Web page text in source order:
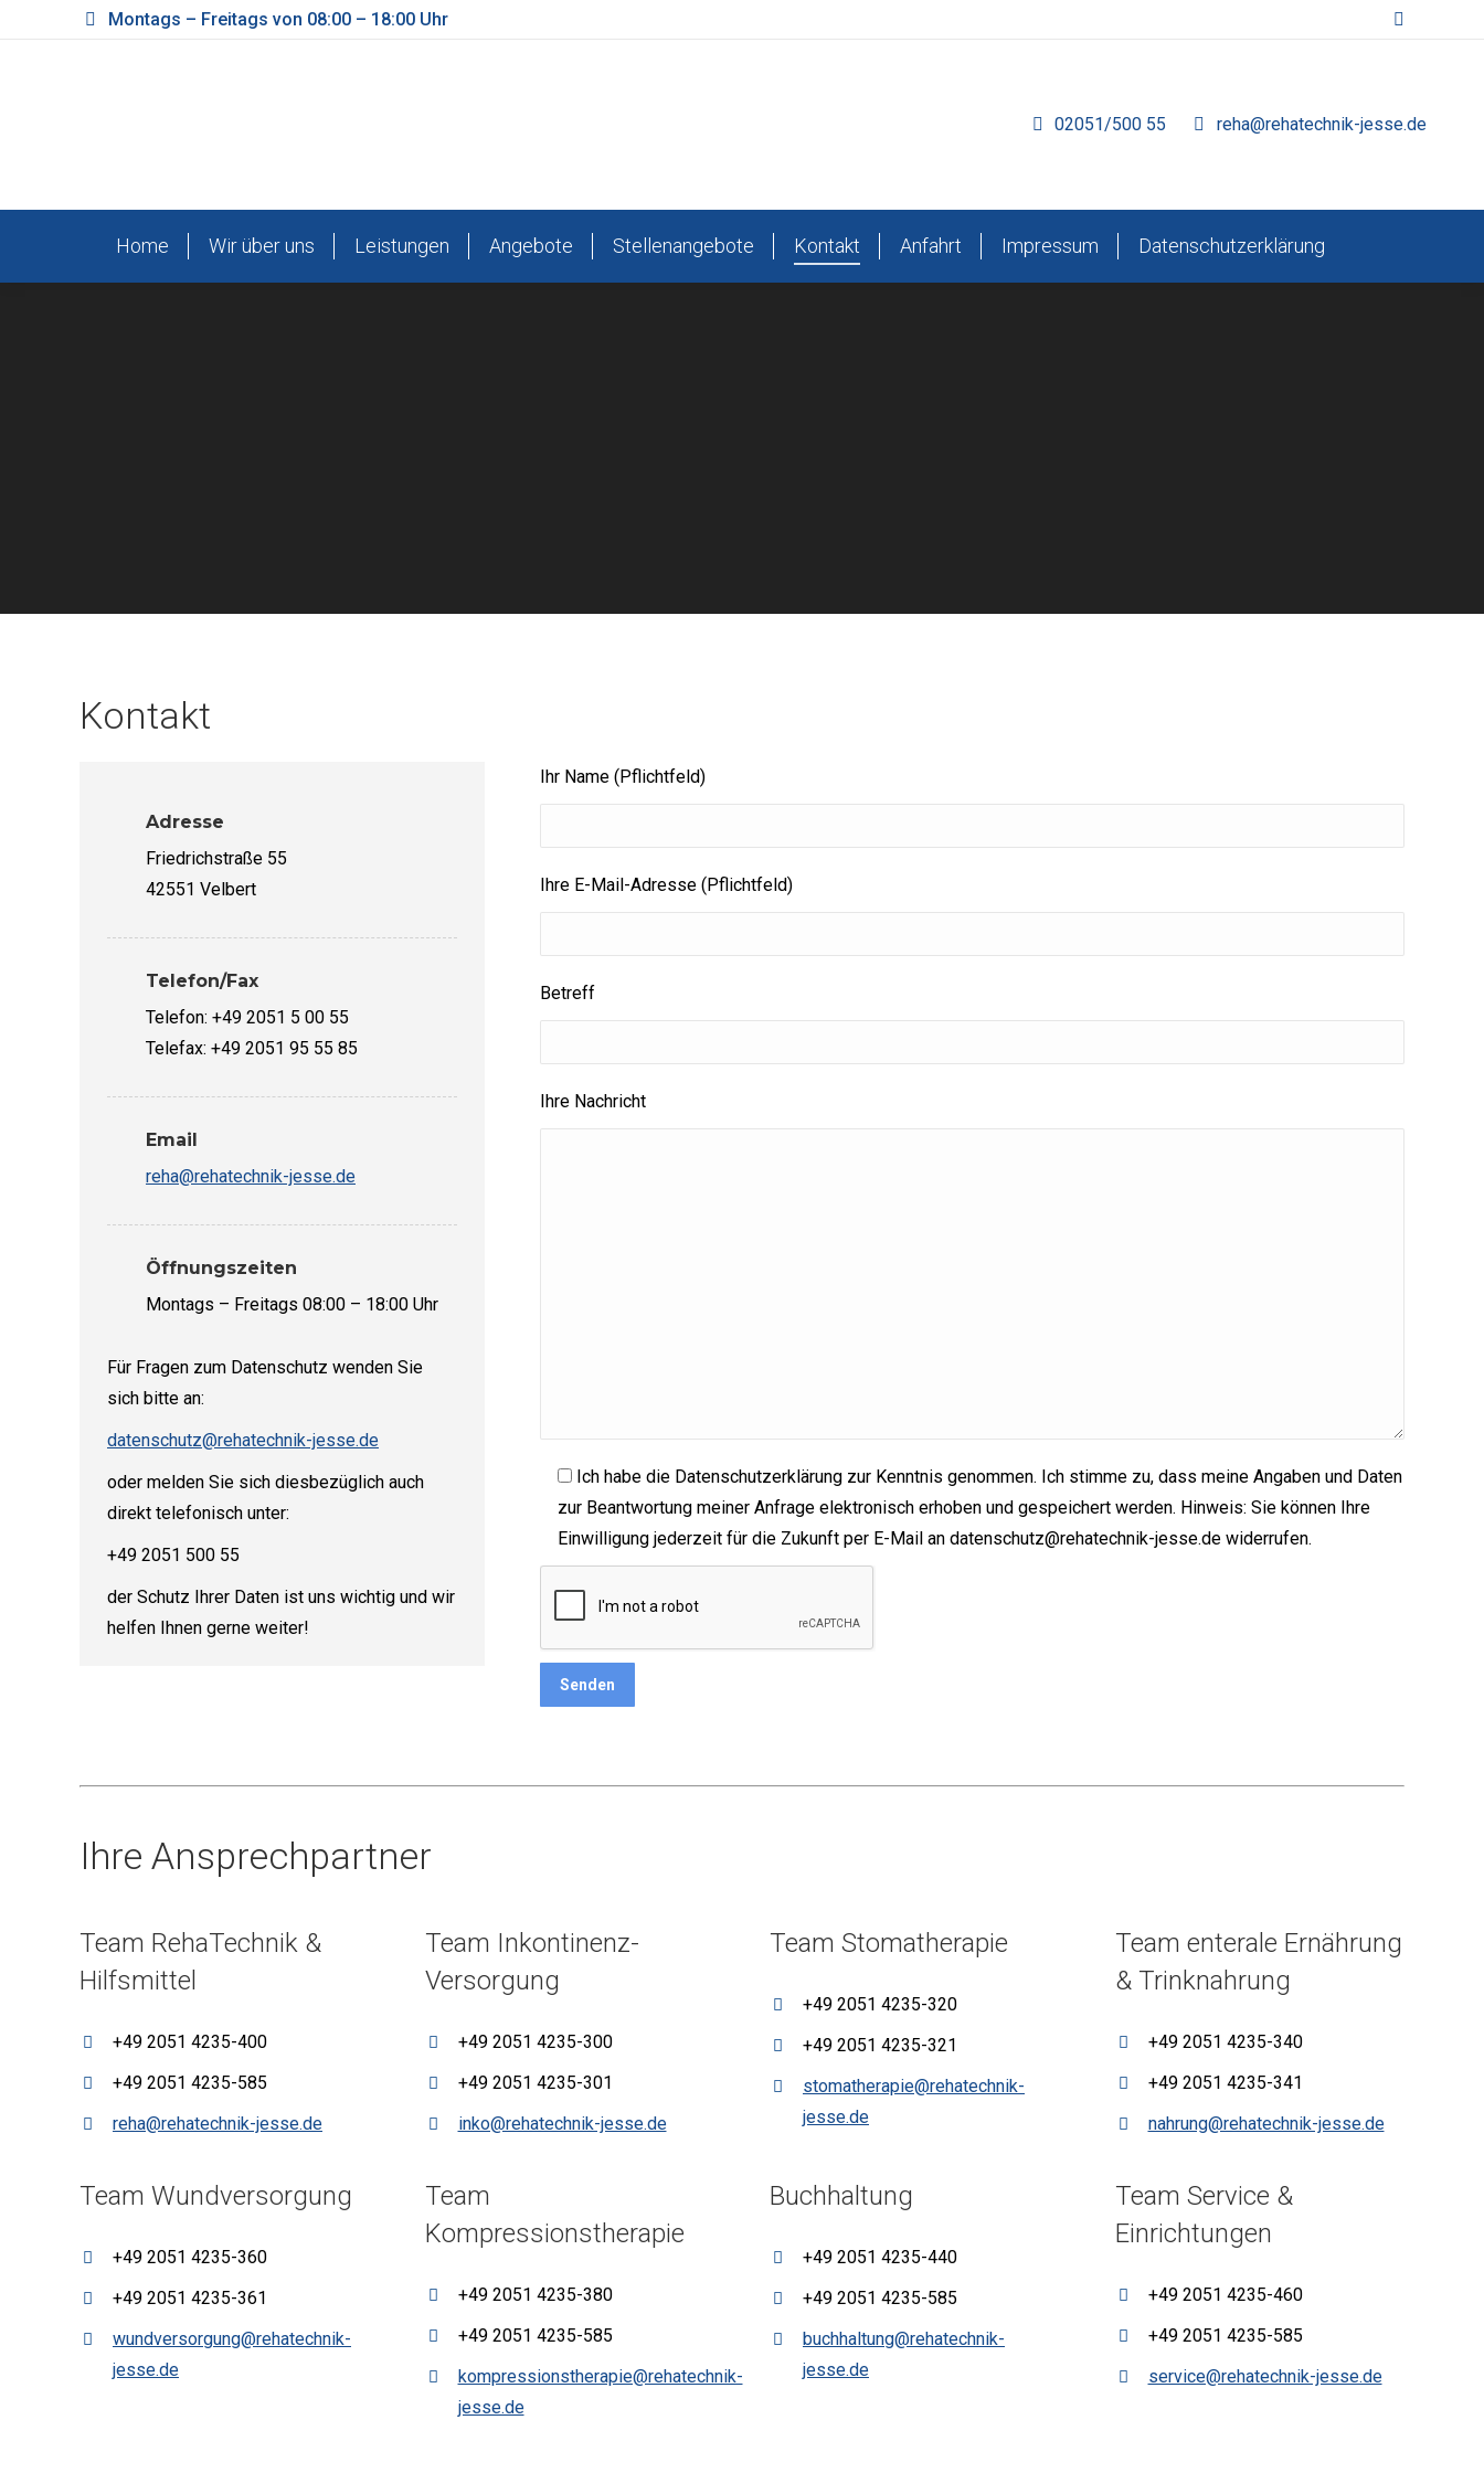
Montags – Freitags von 08:00 – 18:00 Uhr Search:
02051/500 55 reha@rehatechnik-jesse.de
Home Wir über uns Leistungen Angebote Stellenangebote Kontakt Anfahrt Impressum Datenschutzerklärung
Kontakt
Adresse
Friedrichstraße 55
42551 Velbert
Telefon/Fax
Telefon: +49 2051 5 00 55
Telefax: +49 2051 95 55 85
Email
reha@rehatechnik-jesse.de
Öffnungszeiten
Montags – Freitags 08:00 – 18:00 Uhr
Für Fragen zum Datenschutz wenden Sie
sich bitte an:
datenschutz@rehatechnik-jesse.de
oder melden Sie sich diesbezüglich auch
direkt telefonisch unter:
+49 2051 500 55
der Schutz Ihrer Daten ist uns wichtig und wir
helfen Ihnen gerne weiter!
Ihr Name (Pflichtfeld)
Ihre E-Mail-Adresse (Pflichtfeld)
Betreff
Ihre Nachricht
Ich habe die Datenschutzerklärung zur Kenntnis genommen. Ich stimme zu, dass meine Angaben und Daten
zur Beantwortung meiner Anfrage elektronisch erhoben und gespeichert werden. Hinweis: Sie können Ihre
Einwilligung jederzeit für die Zukunft per E-Mail an datenschutz@rehatechnik-jesse.de widerrufen.
Ihre Ansprechpartner
Team RehaTechnik &
Hilfsmittel
+49 2051 4235-400
+49 2051 4235-585
reha@rehatechnik-jesse.de
Team Inkontinenz-
Versorgung
+49 2051 4235-300
+49 2051 4235-301
inko@rehatechnik-jesse.de
Team Stomatherapie
+49 2051 4235-320
+49 2051 4235-321
stomatherapie@rehatechnik-
jesse.de
Team enterale Ernährung
& Trinknahrung
+49 2051 4235-340
+49 2051 4235-341
nahrung@rehatechnik-jesse.de
Team Wundversorgung
+49 2051 4235-360
+49 2051 4235-361
wundversorgung@rehatechnik-
jesse.de
Team
Kompressionstherapie
+49 2051 4235-380
+49 2051 4235-585
kompressionstherapie@rehatechnik-
jesse.de
Buchhaltung
+49 2051 4235-440
+49 2051 4235-585
buchhaltung@rehatechnik-
jesse.de
Team Service &
Einrichtungen
+49 2051 4235-460
+49 2051 4235-585
service@rehatechnik-jesse.de